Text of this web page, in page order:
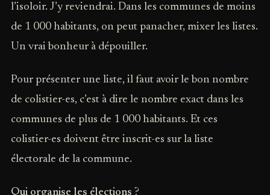
l’isoloir. J’y reviendrai. Dans les communes de moins
de 1 000 habitants, on peut panacher, mixer les listes.
Un vrai bonheur à dépouiller.
Pour présenter une liste, il faut avoir le bon nombre
de colistier-es, c’est à dire le nombre exact dans les
communes de plus de 1 000 habitants. Et ces
colistier-es doivent être inscrit-es sur la liste
électorale de la commune.
Qui organise les élections ?